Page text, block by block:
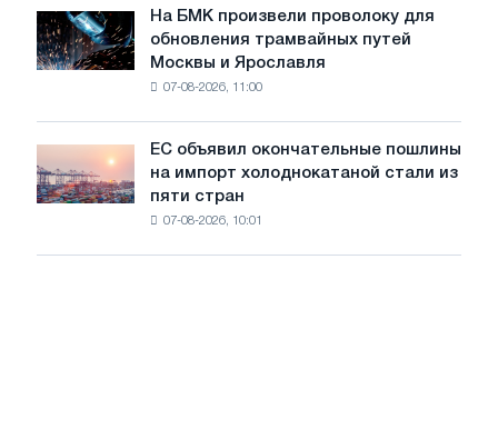
целей
обезуглероживания
июле
На
БМК
произвели
трамвайных
путей
Москвы
Ярославля
На БМК произвели проволоку для
обновления трамвайных путей
Москвы и Ярославля
07-08-2026, 11:00
объявил
окончательные
ЕС объявил окончательные пошлины
на импорт холоднокатаной стали из
пяти стран
07-08-2026, 10:01